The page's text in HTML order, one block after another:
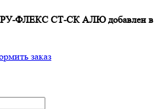
РУ-ФЛЕКС СТ-СК АЛЮ добавлен в
заказ